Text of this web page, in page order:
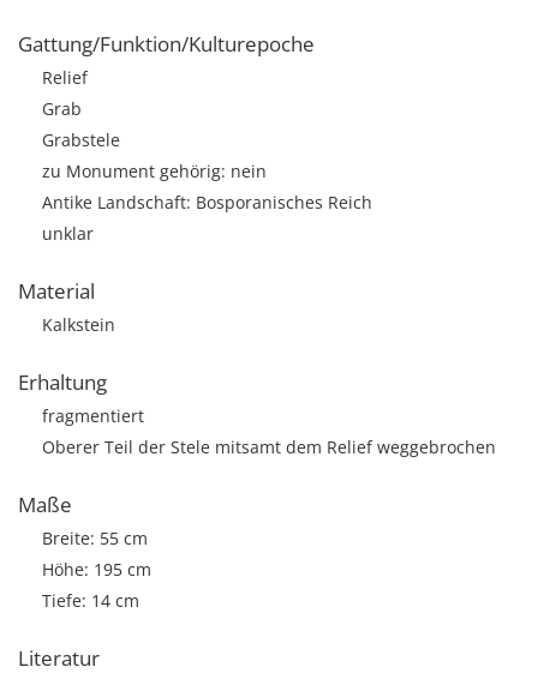
Gattung/Funktion/Kulturepoche
Relief
Grab
Grabstele
zu Monument gehörig: nein
Antike Landschaft: Bosporanisches Reich
unklar
Material
Kalkstein
Erhaltung
fragmentiert
Oberer Teil der Stele mitsamt dem Relief weggebrochen
Maße
Breite: 55 cm
Höhe: 195 cm
Tiefe: 14 cm
Literatur